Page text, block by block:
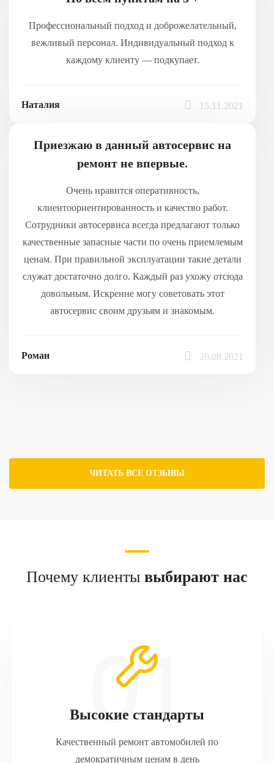
Профессиональный подход и доброжелательный,
вежливый персонал. Индивидуальный подход к
каждому клиенту — подкупает.
Наталия 15.11.2021
Приезжаю в данный автосервис на
ремонт не впервые.
Очень нравится оперативность,
клиентоориентированность и качество работ.
Сотрудники автосервиса всегда предлагают только
качественные запасные части по очень приемлемым
ценам. При правильной эксплуатации такие детали
служат достаточно долго. Каждый раз ухожу отсюда
довольным. Искренне могу советовать этот
автосервис своим друзьям и знакомым.
Роман 20.08.2021
ЧИТАТЬ ВСЕ ОТЗЫВЫ
Почему клиенты выбирают нас
Высокие стандарты
Качественный ремонт автомобилей по
демократичным ценам в день